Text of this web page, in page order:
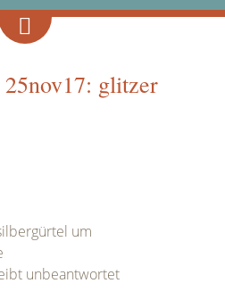
glitzer
um
unbeantwortet